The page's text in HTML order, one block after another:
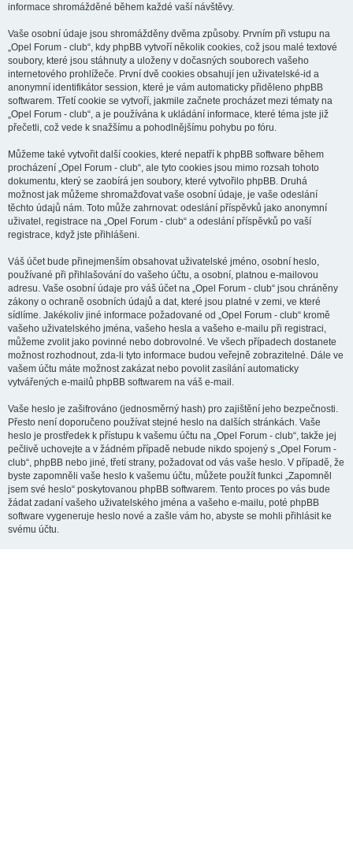
informace shromážděné během každé vaší návštěvy.
Vaše osobní údaje jsou shromážděny dvěma způsoby. Prvním při vstupu na
„Opel Forum - club“, kdy phpBB vytvoří několik cookies, což jsou malé textové
soubory, které jsou stáhnuty a uloženy v dočasných souborech vašeho
internetového prohlížeče. První dvě cookies obsahují jen uživatelské-id a
anonymní identifikátor session, které je vám automaticky přiděleno phpBB
softwarem. Třetí cookie se vytvoří, jakmile začnete procházet mezi tématy na
„Opel Forum - club“, a je používána k ukládání informace, které téma jste již
přečetli, což vede k snažšímu a pohodlnějšímu pohybu po fóru.
Můžeme také vytvořit další cookies, které nepatří k phpBB software během
procházení „Opel Forum - club“, ale tyto cookies jsou mimo rozsah tohoto
dokumentu, který se zaobírá jen soubory, které vytvořilo phpBB. Druhá
možnost jak můžeme shromažďovat vaše osobní údaje, je vaše odeslání
těchto údajů nám. Toto může zahrnovat: odeslání příspěvků jako anonymní
uživatel, registrace na „Opel Forum - club“ a odeslání příspěvků po vaší
registrace, když jste přihlášeni.
Váš účet bude přinejmenším obsahovat uživatelské jméno, osobní heslo,
používané při přihlašování do vašeho účtu, a osobní, platnou e-mailovou
adresu. Vaše osobní údaje pro váš účet na „Opel Forum - club“ jsou chráněny
zákony o ochraně osobních údajů a dat, které jsou platné v zemi, ve které
sídlíme. Jakékoliv jiné informace požadované od „Opel Forum - club“ kromě
vašeho uživatelského jména, vašeho hesla a vašeho e-mailu při registraci,
můžeme zvolit jako povinné nebo dobrovolné. Ve všech případech dostanete
možnost rozhodnout, zda-li tyto informace budou veřejně zobrazitelné. Dále ve
vašem účtu máte možnost zakázat nebo povolit zasílání automaticky
vytvářených e-mailů phpBB softwarem na váš e-mail.
Vaše heslo je zašifrováno (jednosměrný hash) pro zajištění jeho bezpečnosti.
Přesto není doporučeno používat stejné heslo na dalších stránkách. Vaše
heslo je prostředek k přístupu k vašemu účtu na „Opel Forum - club“, takže jej
pečlivě uchovejte a v žádném případě nebude nikdo spojený s „Opel Forum -
club“, phpBB nebo jiné, třetí strany, požadovat od vás vaše heslo. V případě, že
byste zapomněli vaše heslo k vašemu účtu, můžete použít funkci „Zapomněl
jsem své heslo“ poskytovanou phpBB softwarem. Tento proces po vás bude
žádat zadaní vašeho uživatelského jména a vašeho e-mailu, poté phpBB
software vygeneruje heslo nové a zašle vám ho, abyste se mohli přihlásit ke
svému účtu.